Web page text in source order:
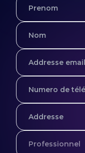
Professionnel